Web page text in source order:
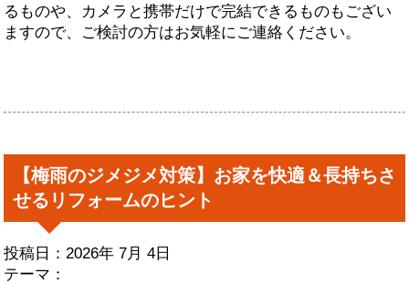
るものや、カメラと携帯だけで完結できるものもござい
ますので、ご検討の方はお気軽にご連絡ください。
【梅雨のジメジメ対策】お家を快適＆長持ちさ
せるリフォームのヒント
投稿日：2026年 7月 4日
テーマ：